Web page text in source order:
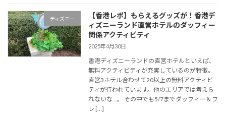
ディズニー
【香港レポ】もらえるグッズが！香港デ
ィズニーランド直営ホテルのダッフィー
関係アクティビティ
2025年4月30日
香港ディズニーランドの直営ホテルといえば、
無料アクティビティが充実しているのが特徴。
直営3ホテル合わせて20以上の無料アクティビ
ティが行われています。他のエリアでは考えら
れないな…。 その中でも5/7までダッフィー＆フ
レ […]